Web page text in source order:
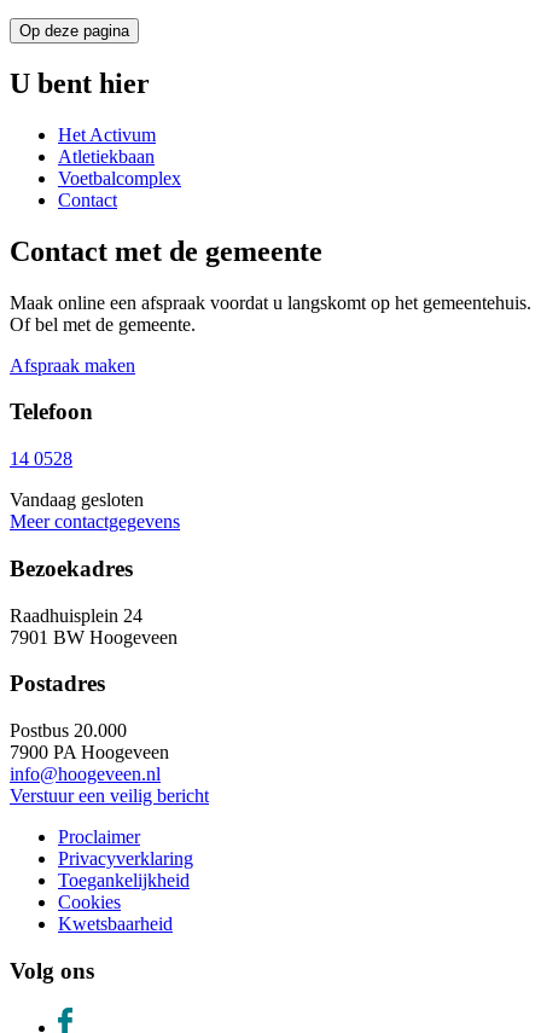
Op deze pagina
U bent hier
Het Activum
Atletiekbaan
Voetbalcomplex
Contact
Contact met de gemeente
Maak online een afspraak voordat u langskomt op het gemeentehuis.
Of bel met de gemeente.
Afspraak maken
Telefoon
14 0528
Vandaag gesloten
Meer contactgegevens
Bezoekadres
Raadhuisplein 24
7901 BW Hoogeveen
Postadres
Postbus 20.000
7900 PA Hoogeveen
info@hoogeveen.nl
Verstuur een veilig bericht
Proclaimer
Privacyverklaring
Toegankelijkheid
Cookies
Kwetsbaarheid
Volg ons